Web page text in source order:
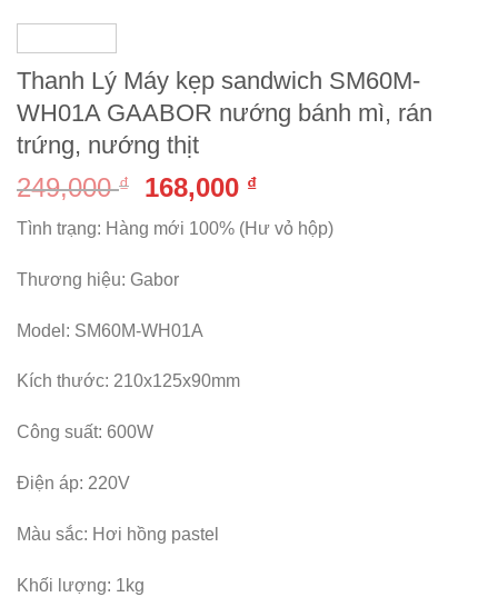
Thanh Lý Máy kẹp sandwich SM60M-
WH01A GAABOR nướng bánh mì, rán
trứng, nướng thịt
249,000₫ 168,000 ₫
Tình trạng: Hàng mới 100% (Hư vỏ hộp)
Thương hiệu: Gabor
Model: SM60M-WH01A
Kích thước: 210x125x90mm
Công suất: 600W
Điện áp: 220V
Màu sắc: Hơi hồng pastel
Khối lượng: 1kg